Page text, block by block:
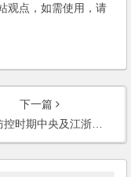
观点，如需使用，请
下一篇
央及江浙沪企业减负政策汇总（5.10更新）